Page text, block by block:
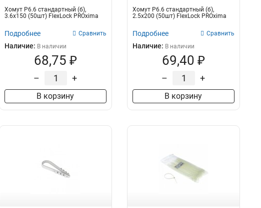
ctsw-3.6x150-r
Хомут P6.6 стандартный (б),
3.6x150 (50шт) FlexLock PROxima
Подробнее Сравнить
Наличие: В наличии
68,75 ₽
– +
В корзину
ctsw-2.5x200-r
Хомут P6.6 стандартный (б),
2.5x200 (50шт) FlexLock PROxima
Подробнее Сравнить
Наличие: В наличии
69,40 ₽
– +
В корзину